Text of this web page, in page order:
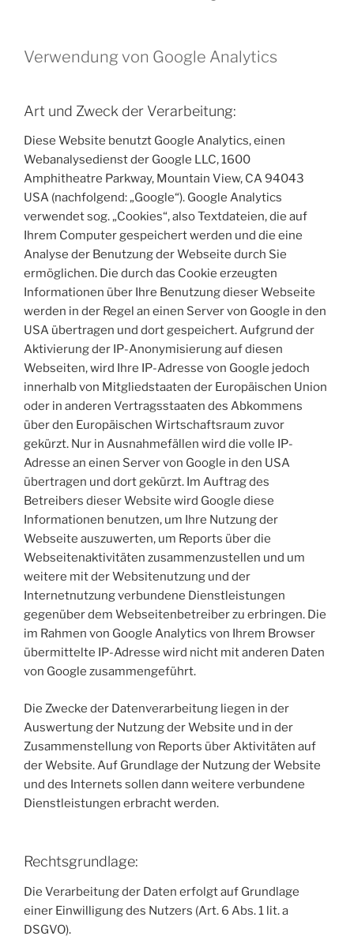
Verwendung von Google Analytics
Art und Zweck der Verarbeitung:
Diese Website benutzt Google Analytics, einen
Webanalysedienst der Google LLC, 1600
Amphitheatre Parkway, Mountain View, CA 94043
USA (nachfolgend: „Google“). Google Analytics
verwendet sog. „Cookies“, also Textdateien, die auf
Ihrem Computer gespeichert werden und die eine
Analyse der Benutzung der Webseite durch Sie
ermöglichen. Die durch das Cookie erzeugten
Informationen über Ihre Benutzung dieser Webseite
werden in der Regel an einen Server von Google in den
USA übertragen und dort gespeichert. Aufgrund der
Aktivierung der IP-Anonymisierung auf diesen
Webseiten, wird Ihre IP-Adresse von Google jedoch
innerhalb von Mitgliedstaaten der Europäischen Union
oder in anderen Vertragsstaaten des Abkommens
über den Europäischen Wirtschaftsraum zuvor
gekürzt. Nur in Ausnahmefällen wird die volle IP-
Adresse an einen Server von Google in den USA
übertragen und dort gekürzt. Im Auftrag des
Betreibers dieser Website wird Google diese
Informationen benutzen, um Ihre Nutzung der
Webseite auszuwerten, um Reports über die
Webseitenaktivitäten zusammenzustellen und um
weitere mit der Websitenutzung und der
Internetnutzung verbundene Dienstleistungen
gegenüber dem Webseitenbetreiber zu erbringen. Die
im Rahmen von Google Analytics von Ihrem Browser
übermittelte IP-Adresse wird nicht mit anderen Daten
von Google zusammengeführt.
Die Zwecke der Datenverarbeitung liegen in der
Auswertung der Nutzung der Website und in der
Zusammenstellung von Reports über Aktivitäten auf
der Website. Auf Grundlage der Nutzung der Website
und des Internets sollen dann weitere verbundene
Dienstleistungen erbracht werden.
Rechtsgrundlage:
Die Verarbeitung der Daten erfolgt auf Grundlage
einer Einwilligung des Nutzers (Art. 6 Abs. 1 lit. a
DSGVO).